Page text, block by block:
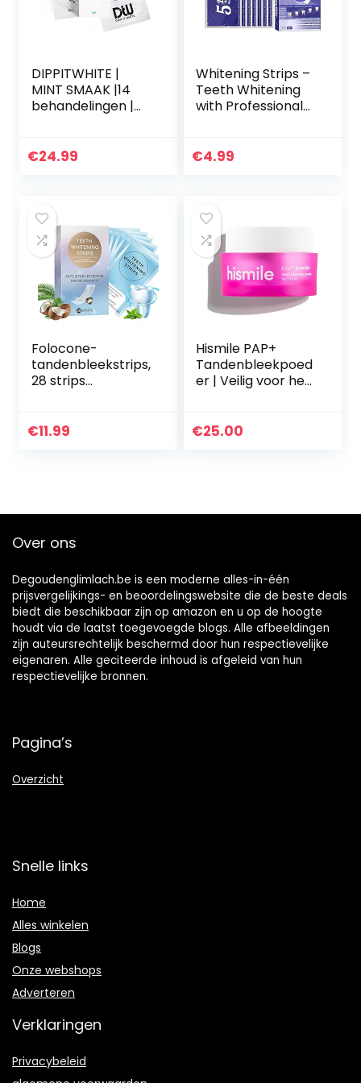
DIPPITWHITE |
MINT SMAAK |14
behandelingen |
Peroxidevrij (0%) |
€24.99
Whitening Strips –
Teeth Whitening
with Professional
Care for Coffee
€4.99
Folocone-
tandenbleekstrips,
28 strips
gevoelige tanden
op reis, verwijdert
hardnekkige
€11.99
Hismile PAP+
Tandenbleekpoed
er | Veilig voor het
Actief
Vlekverwijdering
€25.00
Over ons
Degoudenglimlach.be is een moderne alles-in-één
prijsvergelijkings- en beoordelingswebsite die de beste deals
biedt die beschikbaar zijn op amazon en u op de hoogte
houdt via de laatst toegevoegde blogs. Alle afbeeldingen
zijn auteursrechtelijk beschermd door hun respectievelijke
eigenaren. Alle geciteerde inhoud is afgeleid van hun
respectievelijke bronnen.
Pagina’s
Overzicht
Snelle links
Home
Alles winkelen
Blogs
Onze webshops
Adverteren
Verklaringen
Privacybeleid